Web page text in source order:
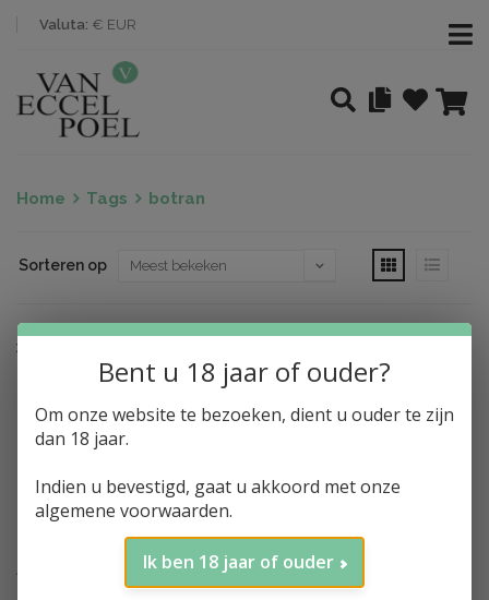
Valuta: € EUR
Home Tags botran
Sorteren op
Nothing found
Bent u 18 jaar of ouder?
Om onze website te bezoeken, dient u ouder te zijn
dan 18 jaar.
Indien u bevestigd, gaat u akkoord met onze
algemene voorwaarden.
Ik ben 18 jaar of ouder